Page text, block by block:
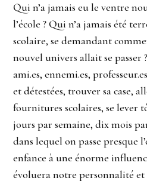
Qui n’a jamais eu le ventre
l’école ? Qui n’a jamais été
scolaire, se demandant
nouvel univers allait se passer
ami.es, ennemi.es,
et détestées, trouver sa case,
fournitures scolaires, se lever
jours par semaine, dix mois
dans lequel on passe presque
enfance à une énorme
évoluera notre personnalité et